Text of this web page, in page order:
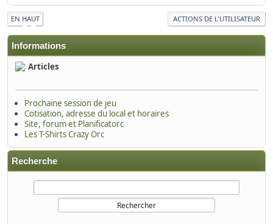
Informations
Articles
Prochaine session de jeu
Cotisation, adresse du local et horaires
Site, forum et Planificatorc
Les T-Shirts Crazy Orc
Recherche
EN HAUT ACTIONS DE L'UTILISATEUR